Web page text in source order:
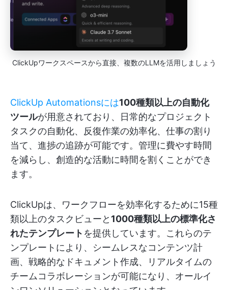
ClickUpワークスペースから直接、複数のLLMを活用しましょう
ClickUp Automationsには100種類以上の自動化
ツールが用意されており、日常的なプロジェクト
タスクの自動化、反復作業の効率化、仕事の割り
当て、進捗の追跡が可能です。管理に費やす時間
を減らし、創造的な活動に時間を割くことができ
ます。
ClickUpは、ワークフローを効率化するために15種
類以上のタスクビューと 1000種類以上の標準化さ
れたテンプレート を提供しています。これらのテ
ンプレートにより、シームレスなコンテンツ計
画、戦略的なドキュメント作成、リアルタイムの
チームコラボレーションが可能になり、オールイ